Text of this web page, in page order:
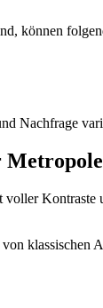
können
Nachfrage
Metropole